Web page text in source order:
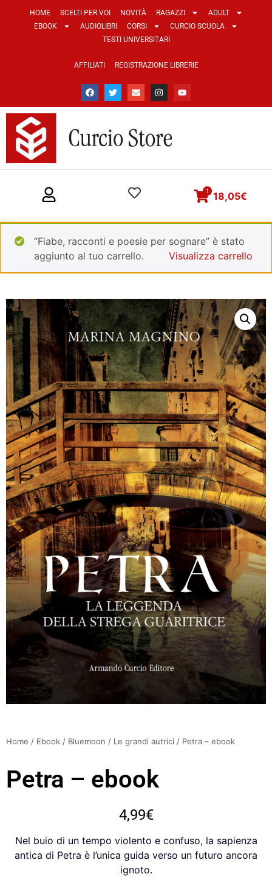
HOME SCELTI PER VOI NOVITÀ RAGAZZI
ADULT
EBOOK
AUDIOLIBRI CORSI
CURCIO SCUOLA
TESTI UNIVERSITARI
AFFILIATI REGISTRAZIONE LIBRERIE
18,05€
1
“Fiabe, racconti e poesie per sognare” è stato
aggiunto al tuo carrello.
Visualizza carrello
Home / Ebook / Bluemoon / Le grandi autrici / Petra – ebook
Petra – ebook
4,99€
Nel buio di un tempo violento e confuso, la sapienza
antica di Petra è l’unica guida verso un futuro ancora
ignoto.